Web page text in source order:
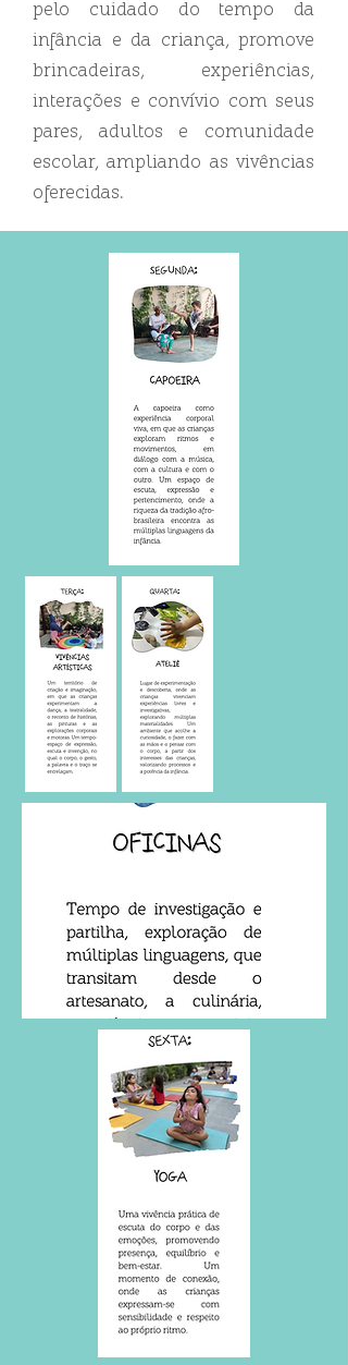
pelo cuidado do tempo da
infância e da criança, promove
brincadeiras, experiências,
interações e convívio com seus
pares, adultos e comunidade
escolar, ampliando as vivências
oferecidas.